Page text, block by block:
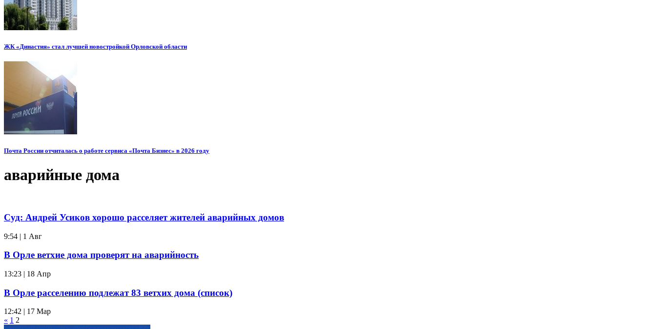
ЖК «Династия» стал лучшей новостройкой Орловской области
Почта России отчиталась о работе сервиса «Почта Бизнес» в 2026 году
аварийные дома
Суд: Андрей Усиков хорошо расселяет жителей аварийных домов
9:54 | 1 Авг
В Орле ветхие дома проверят на аварийность
13:23 | 18 Апр
В Орле расселению подлежат 83 ветхих дома (список)
12:42 | 17 Мар
« 1 2